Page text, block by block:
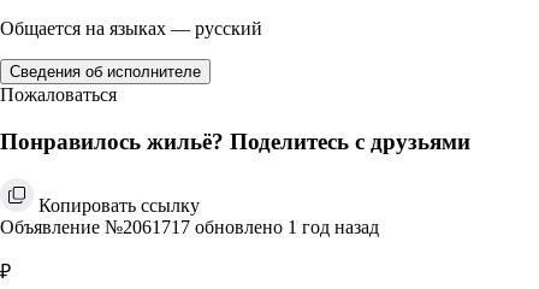
Общается на языках — русский
Сведения об исполнителе
Пожаловаться
Понравилось жильё? Поделитесь с друзьями
Копировать ссылку
Объявление №2061717 обновлено 1 год назад
₽